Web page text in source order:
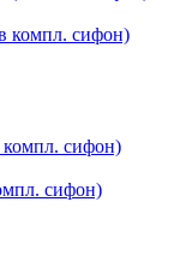
компл. сифон)
сифон)